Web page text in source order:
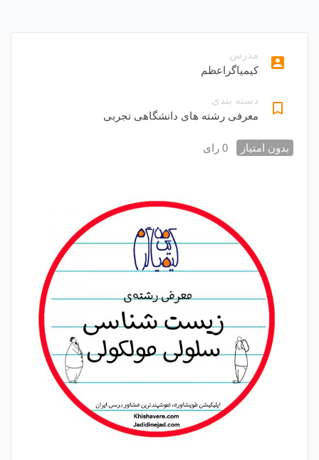
account_box
مدرس
کیمیاگراعظم
bookmark_border
دسته بندی
معرفی رشته های دانشگاهی تجربی
بدون امتیاز 0 رای